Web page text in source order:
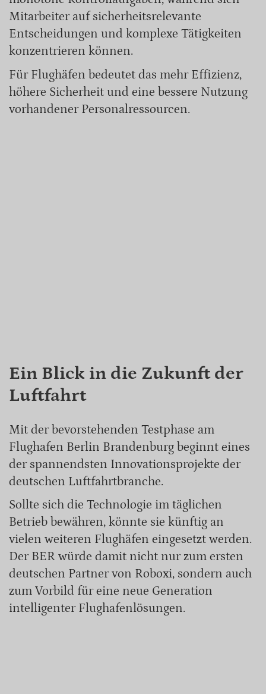
Mitarbeiter auf sicherheitsrelevante
Entscheidungen und komplexe Tätigkeiten
konzentrieren können.
Für Flughäfen bedeutet das mehr Effizienz,
höhere Sicherheit und eine bessere Nutzung
vorhandener Personalressourcen.
Ein Blick in die Zukunft der
Luftfahrt
Mit der bevorstehenden Testphase am
Flughafen Berlin Brandenburg beginnt eines
der spannendsten Innovationsprojekte der
deutschen Luftfahrtbranche.
Sollte sich die Technologie im täglichen
Betrieb bewähren, könnte sie künftig an
vielen weiteren Flughäfen eingesetzt werden.
Der BER würde damit nicht nur zum ersten
deutschen Partner von Roboxi, sondern auch
zum Vorbild für eine neue Generation
intelligenter Flughafenlösungen.